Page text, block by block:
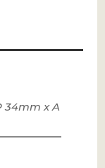
34mm x A